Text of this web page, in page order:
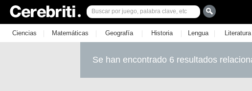
Ciencias | Matemáticas | Geografía | Historia | Lengua | Literatura
Se han encontrado 6 resultados